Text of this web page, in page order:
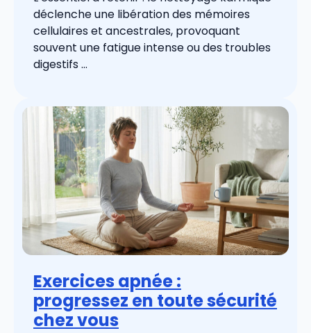
déclenche une libération des mémoires
cellulaires et ancestrales, provoquant
souvent une fatigue intense ou des troubles
digestifs ...
Exercices apnée :
progressez en toute sécurité
chez vous